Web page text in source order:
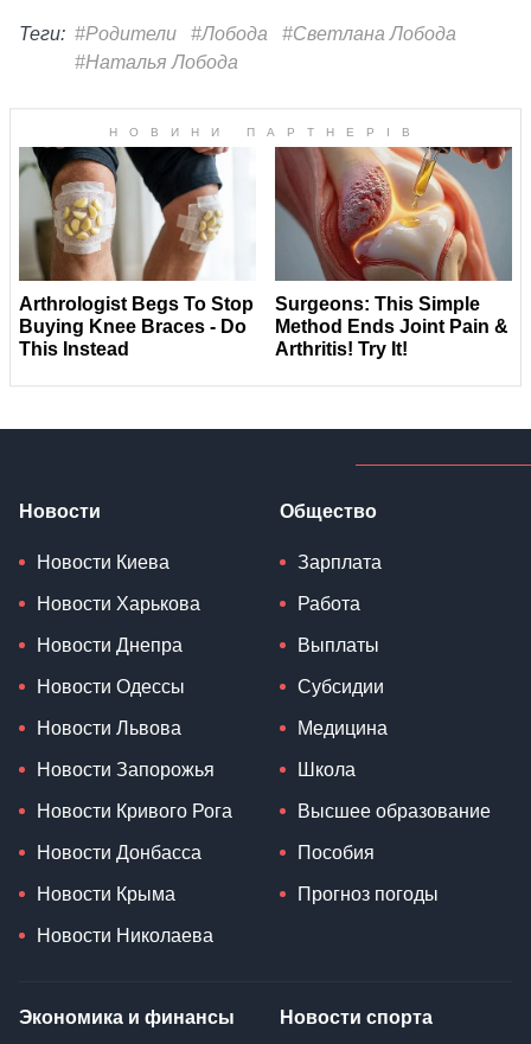
Теги: #Родители #Лобода
#Светлана Лобода
#Наталья Лобода
Новости
Новости Киева
Новости Харькова
Новости Днепра
Новости Одессы
Новости Львова
Новости Запорожья
Новости Кривого Рога
Новости Донбасса
Новости Крыма
Новости Николаева
Общество
Зарплата
Работа
Выплаты
Субсидии
Медицина
Школа
Высшее образование
Пособия
Прогноз погоды
Экономика и финансы Новости спорта